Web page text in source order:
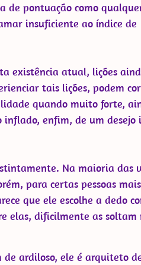
de pontuação como
insuficiente ao índice de
existência atual, lições
tais lições, podem
quando muito forte,
enfim, de um desejo
Na maioria das
para certas pessoas mais
que ele escolhe a dedo
elas, dificilmente as soltam
ardiloso, ele é arquiteto